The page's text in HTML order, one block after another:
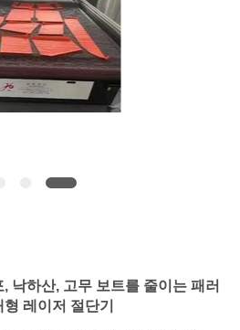
낙하산, 고무 보트를 줄이는 패러
레이저 절단기